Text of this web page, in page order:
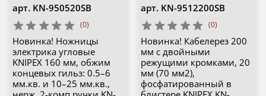
арт. KN-950520SB
(0)
Новинка! Ножницы
электрика угловые
KNIPEX 160 мм, обжим
концевых гильз: 0.5–6
мм.кв. и 10–25 мм.кв.,
арт. KN-9512200SB
(0)
Новинка! Кабелерез 200
мм с двойными
режущими кромками, 20
мм (70 мм2),
фосфатированный в